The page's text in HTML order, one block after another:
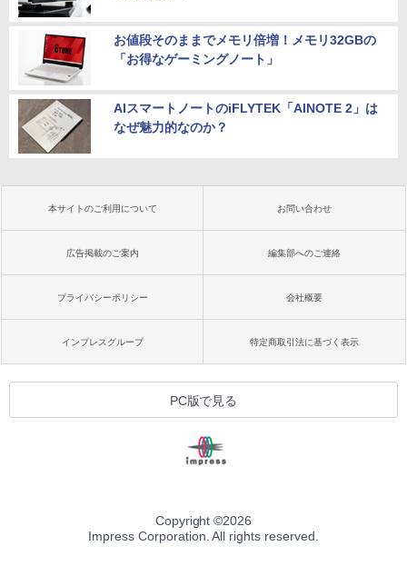
お値段そのままでメモリ倍増！メモリ32GBの
「お得なゲーミングノート」
AIスマートノートのiFLYTEK「AINOTE 2」は
なぜ魅力的なのか？
本サイトのご利用について お問い合わせ
広告掲載のご案内 編集部へのご連絡
プライバシーポリシー 会社概要
インプレスグループ 特定商取引法に基づく表示
PC版で見る
Copyright ©2026
Impress Corporation. All rights reserved.